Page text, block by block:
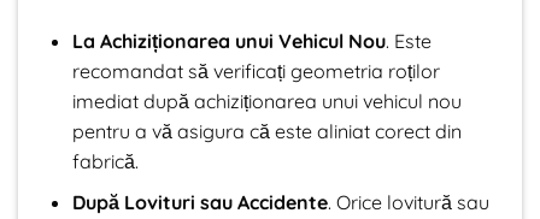
La Achiziționarea unui Vehicul Nou. Este
recomandat să verificați geometria roților
imediat după achiziționarea unui vehicul nou
pentru a vă asigura că este aliniat corect din
fabrică.
După Lovituri sau Accidente. Orice lovitură sau